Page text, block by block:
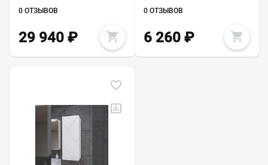
0 ОТЗЫВОВ
29 940 ₽
0 ОТЗЫВОВ
6 260₽